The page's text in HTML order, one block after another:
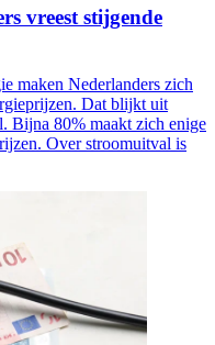
vreest stijgende
maken Nederlanders zich
Dat blijkt uit
Bijna 80% maakt zich enige
Over stroomuitval is